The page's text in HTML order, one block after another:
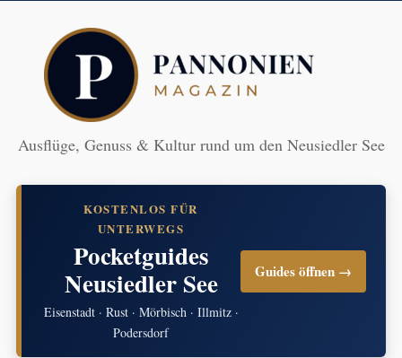
Ausflüge, Genuss & Kultur rund um den Neusiedler See
KOSTENLOS FÜR
UNTERWEGS
Pocketguides
Neusiedler See
Eisenstadt · Rust · Mörbisch · Illmitz ·
Podersdorf
Guides öffnen →